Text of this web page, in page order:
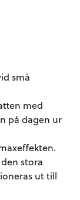
små
med
på dagen ur
stora
ut till